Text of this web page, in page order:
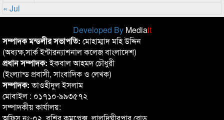
« Jul
Developed By Mediait
সম্পাদক মন্ডলীর সভাপতি: মোহাম্মাদ মহি উদ্দিন
(অধ্যক্ষ,সার্ক ইন্টারন্যাশনাল কলেজ বাংলাদেশ)
প্রধান সম্পাদক:ইকবাল আহমদ চৌধুরী
(ইংল্যান্ড প্রবাসী, সাংবাদিক ও লেখক)
সম্পাদক:তাওহীদুল ইসলাম
মোবাইল : ০১৭১০-৯৯৩৫৭২
সম্পাদকীয় কার্যালয়: